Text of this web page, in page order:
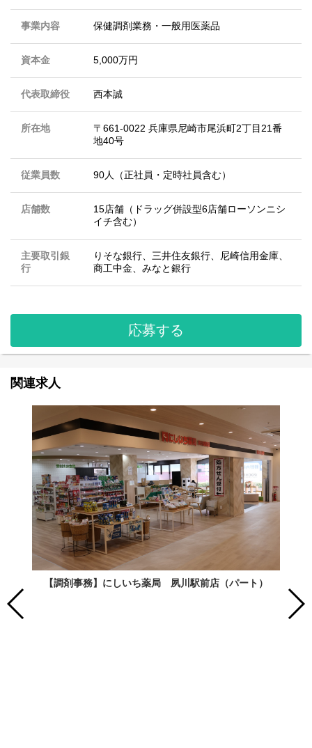
事業内容 保健調剤業務・一般用医薬品
資本金 5,000万円
代表取締役 西本誠
所在地
〒661-0022 兵庫県尼崎市尾浜町2丁目21番
地40号
従業員数 90人（正社員・定時社員含む）
店舗数
15店舗（ドラッグ併設型6店舗ローソンニシ
イチ含む）
主要取引銀
行
りそな銀行、三井住友銀行、尼崎信用金庫、
商工中金、みなと銀行
応募する
関連求人
【調剤事務】にしいち薬局 夙川駅前店（パート）